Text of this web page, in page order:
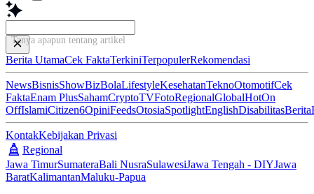
Tanya apapun tentang artikel ini...
Berita UtamaCek FaktaTerkiniTerpopulerRekomendasi
NewsBisnisShowBizBolaLifestyleKesehatanTeknoOtomotifCek
FaktaEnam PlusSahamCryptoTVFotoRegionalGlobalHotOn
OffIslamiCitizen6OpiniFeedsOtosiaSpotlightEnglishDisabilitasBerita
KontakKebijakan Privasi
Regional
Jawa TimurSumateraBali NusraSulawesiJawa Tengah - DIYJawa
BaratKalimantanMaluku-Papua